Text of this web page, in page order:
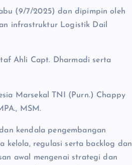
(9/7/2025) dan dipimpin oleh
infrastruktur Logistik Dail
Ahli Capt. Dharmadi serta
Marsekal TNI (Purn.) Chappy
MSM.
kendala pengembangan
kelola, regulasi serta backlog dan
awal mengenai strategi dan